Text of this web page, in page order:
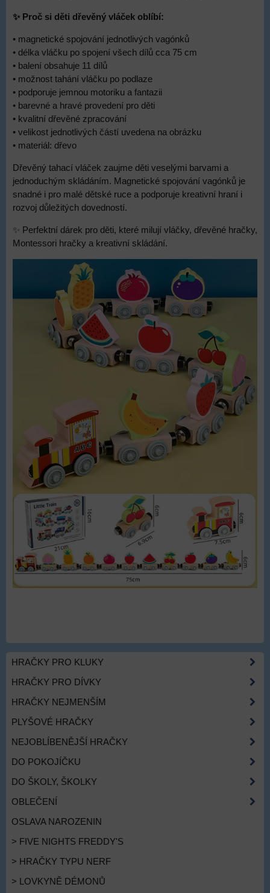
✨ Proč si děti dřevěný vláček oblíbí:
• magnetické spojování jednotlivých vagónků
• délka vláčku po spojení všech dílů cca 75 cm
• balení obsahuje 11 dílů
• možnost tahání vláčku po podlaze
• podporuje jemnou motoriku a fantazii
• barevné a hravé provedení pro děti
• kvalitní dřevěné zpracování
• velikost jednotlivých částí uvedena na obrázku
• materiál: dřevo
Dřevěný tahací vláček zaujme děti veselými barvami a
jednoduchým skládáním. Magnetické spojování vagónků je
snadné i pro malé dětské ruce a podporuje kreativní hraní i
rozvoj důležitých dovedností.
✨ Perfektní dárek pro děti, které milují vláčky, dřevěné hračky,
Montessori hračky a kreativní skládání.
HRAČKY PRO KLUKY
HRAČKY PRO DÍVKY
HRAČKY NEJMENŠÍM
PLYŠOVÉ HRAČKY
NEJOBLÍBENĚJŠÍ HRAČKY
DO POKOJÍČKU
DO ŠKOLY, ŠKOLKY
OBLEČENÍ
OSLAVA NAROZENIN
> FIVE NIGHTS FREDDY'S
> HRAČKY TYPU NERF
> LOVKYNĚ DÉMONŮ